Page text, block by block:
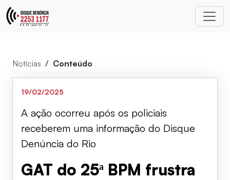
Notícias Conteúdo
19/02/2025
A ação ocorreu após os policiais
receberem uma informação do Disque
Denúncia do Rio
GAT do 25ª BPM frustra